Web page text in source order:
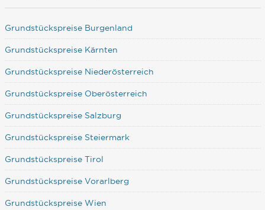
Grundstückspreise Burgenland
Grundstückspreise Kärnten
Grundstückspreise Niederösterreich
Grundstückspreise Oberösterreich
Grundstückspreise Salzburg
Grundstückspreise Steiermark
Grundstückspreise Tirol
Grundstückspreise Vorarlberg
Grundstückspreise Wien